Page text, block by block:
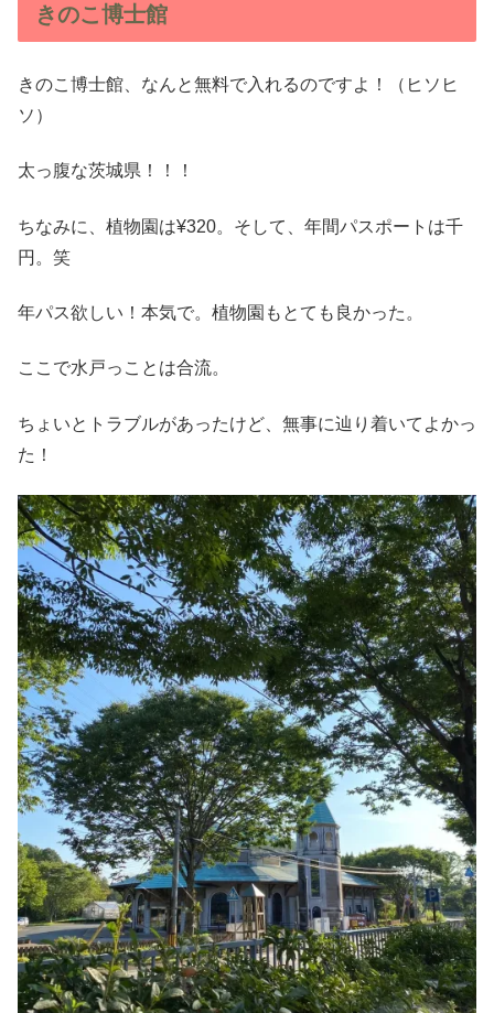
きのこ博士館
きのこ博士館、なんと無料で入れるのですよ！（ヒソヒ
ソ）
太っ腹な茨城県！！！
ちなみに、植物園は¥320。そして、年間パスポートは千
円。笑
年パス欲しい！本気で。植物園もとても良かった。
ここで水戸っことは合流。
ちょいとトラブルがあったけど、無事に辿り着いてよかっ
た！